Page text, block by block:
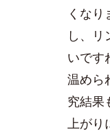
くな
し、
いです
温めら
究結果
上がり